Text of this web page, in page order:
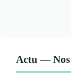
Actu — Nos